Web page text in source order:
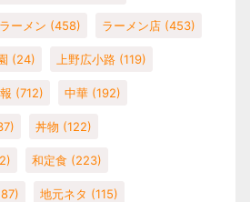
ラーメン (458) ラーメン店 (453)
(24) 上野広小路 (119)
(712) 中華 (192)
丼物 (122)
和定食 (223)
地元ネタ (115)